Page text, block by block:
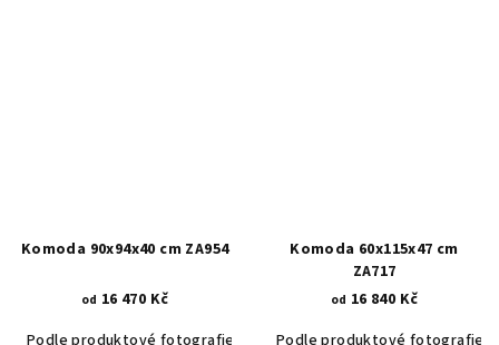
Komoda 90x94x40 cm ZA954
od 16 470 Kč
Komoda 60x115x47 cm
ZA717
od 16 840 Kč